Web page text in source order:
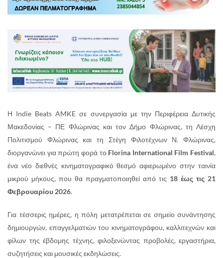
Η Indie Beats AMKE σε συνεργασία με την Περιφέρεια Δυτικής
Μακεδονίας – ΠΕ Φλώρινας και τον Δήμο Φλώρινας, τη Λέσχη
Πολιτισμού Φλώρινας και τη Στέγη Φιλοτέχνων Ν. Φλώρινας,
διοργανώνει για πρώτη φορά το Florina International Film Festival,
ένα νέο διεθνές κινηματογραφικό θεσμό αφιερωμένο στην ταινία
μικρού μήκους, που θα πραγματοποιηθεί από τις 18 έως τις 21
Φεβρουαρίου 2026.
Για τέσσερις ημέρες, η πόλη μετατρέπεται σε σημείο συνάντησης
δημιουργών, επαγγελματιών του κινηματογράφου, καλλιτεχνών και
φίλων της έβδομης τέχνης, φιλοξενώντας προβολές, εργαστήρια,
συζητήσεις και μουσικές εκδηλώσεις.